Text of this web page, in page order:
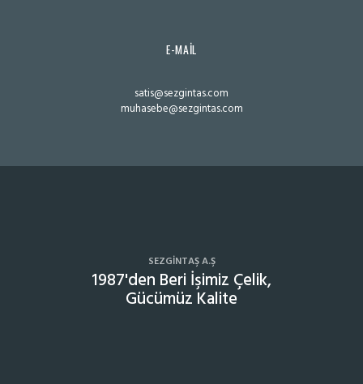
E-MAIL
satis@sezgintas.com
muhasebe@sezgintas.com
SEZGINTAŞ A.Ş
1987'den Beri İşimiz Çelik,
Gücümüz Kalite